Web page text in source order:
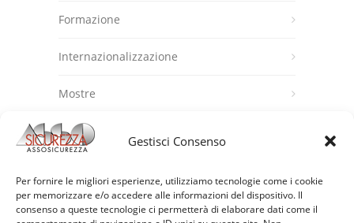
Gestisci Consenso
Per fornire le migliori esperienze, utilizziamo tecnologie come i cookie
per memorizzare e/o accedere alle informazioni del dispositivo. Il
consenso a queste tecnologie ci permetterà di elaborare dati come il
Formazione
Internazionalizzazione
Mostre
News
Senza categoria